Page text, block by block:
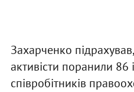
Захарченко
активісти поранили 86
співробітників